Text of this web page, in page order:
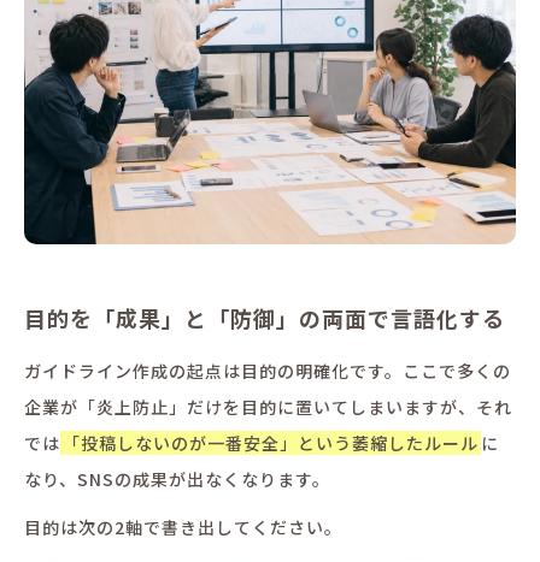
目的を「成果」と「防御」の両面で言語化する
ガイドライン作成の起点は目的の明確化です。ここで多くの
企業が「炎上防止」だけを目的に置いてしまいますが、それ
では 「投稿しないのが一番安全」という萎縮したルール に
なり、SNSの成果が出なくなります。
目的は次の2軸で書き出してください。